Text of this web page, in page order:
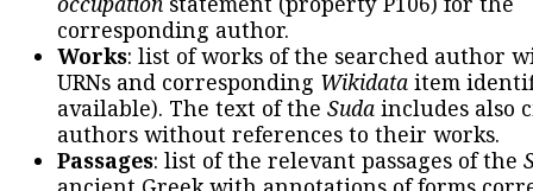
corresponding author.
Works: list of works of the searched author
URNs and corresponding Wikidata item
available). The text of the Suda includes also
authors without references to their works.
Passages: list of the relevant passages of the